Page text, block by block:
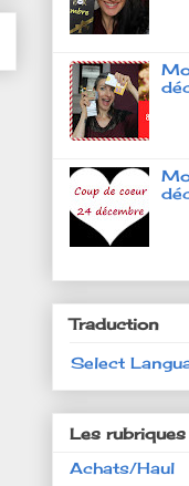
Traduction
Select
Les rubriques
Achats/Haul